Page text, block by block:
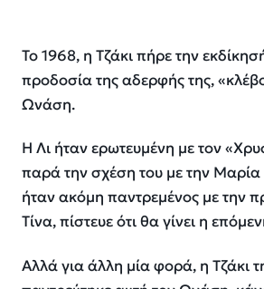
Το 1968, η Τζάκι πήρε την
προδοσία της αδερφής της,
Ωνάση.
Η Λι ήταν ερωτευμένη με τον
παρά την σχέση του με την
ήταν ακόμη παντρεμένος με την
Τίνα, πίστευε ότι θα γίνει η
Αλλά για άλλη μία φορά, η Τζάκι